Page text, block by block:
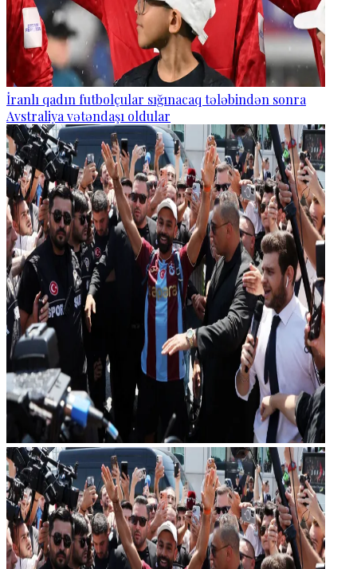
İranlı qadın futbolçular sığınacaq tələbindən sonra
Avstraliya vətəndaşı oldular